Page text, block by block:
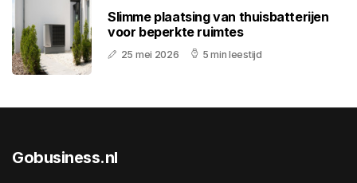
Slimme plaatsing van thuisbatterijen
voor beperkte ruimtes
25 mei 2026 5 min leestijd
Gobusiness.nl